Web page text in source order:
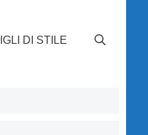
DI STILE